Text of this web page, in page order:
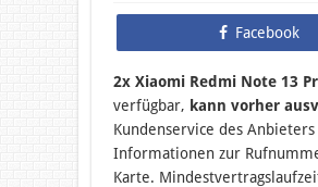
Facebook
2x Xiaomi Redmi Note 13
verfügbar, kann vorher
Kundenservice des
Informationen zur
Karte.